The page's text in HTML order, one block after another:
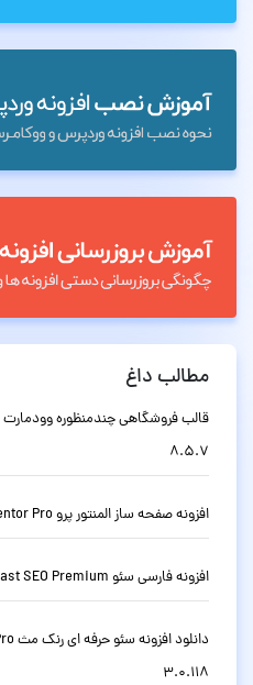
مطالب داغ
8.5.7
افزونه صفحه ساز المنتور پرو Elementor Pro وردپرس نسخه 4.2.1
افزونه فارسی سئو Yoast SEO Premium وردپرس نسخه حرفه ای 28.1
3.0.118